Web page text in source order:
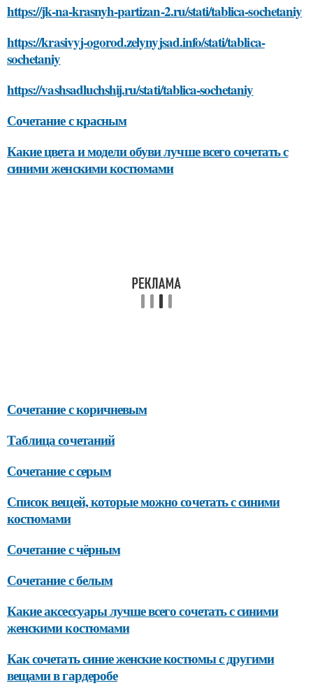
https://jk-na-krasnyh-partizan-2.ru/stati/tablica-sochetaniy
https://krasivyj-ogorod.zelynyjsad.info/stati/tablica-
sochetaniy
https://vashsadluchshij.ru/stati/tablica-sochetaniy
Сочетание с красным
Какие цвета и модели обуви лучше всего сочетать с
синими женскими костюмами
Сочетание с коричневым
Таблица сочетаний
Сочетание с серым
Список вещей, которые можно сочетать с синими
костюмами
Сочетание с чёрным
Сочетание с белым
Какие аксессуары лучше всего сочетать с синими
женскими костюмами
Как сочетать синие женские костюмы с другими
вещами в гардеробе